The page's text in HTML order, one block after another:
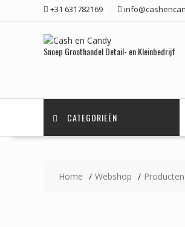
+31 631782169
Snoep Groothandel Detail- en Kleinbedrijf
CATEGORIEËN
Home Webshop Producten